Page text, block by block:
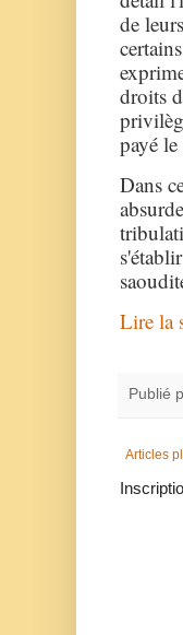
de
droits
payé
Dans
Lire la
Publié
Articles